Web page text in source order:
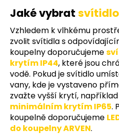
k
y
v
ý
p
i
s
u
Jaké vybrat
Vzhledem k vlhkému
zvolit svítidla s
koupelny doporučujeme
krytím IP44, které jsou
vodě. Pokud je svítidlo
vany, kde je vystaveno
zvažte vyšší krytí, například
minimálním krytím IP65.
koupelně doporučujeme
do koupelny ARVEN.